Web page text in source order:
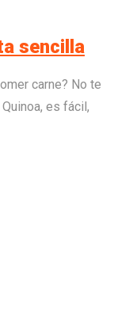
sencilla
carne? No te
es fácil,